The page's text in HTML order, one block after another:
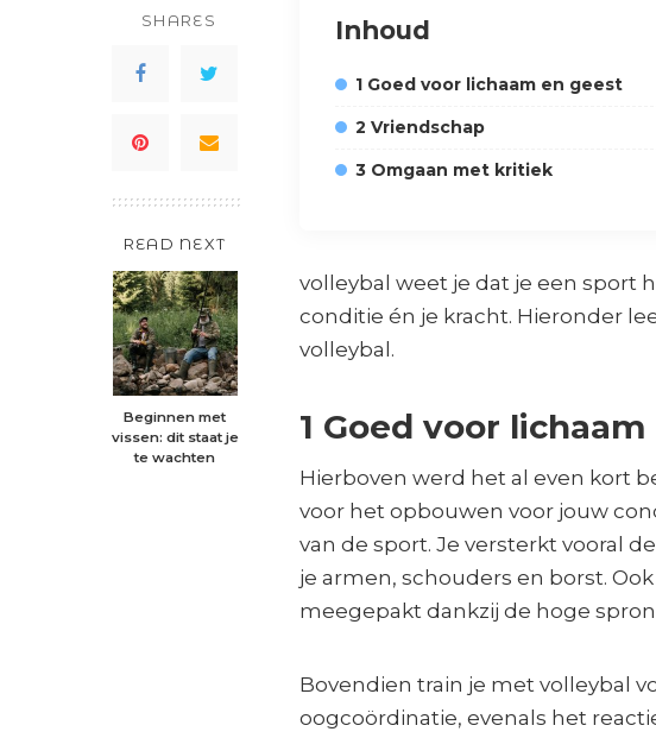
SHARES
READ NEXT
Beginnen met
vissen: dit staat je
te wachten
Inhoud
1 Goed voor lichaam en geest
2 Vriendschap
3 Omgaan met kritiek
volleybal weet je dat je een sport
conditie én je kracht. Hieronder
volleybal.
1 Goed voor
Hierboven werd het al even kort
voor het opbouwen voor jouw
van de sport. Je versterkt vooral
je armen, schouders en borst.
meegepakt dankzij de hoge
Bovendien train je met volleybal
oogcoördinatie, evenals het